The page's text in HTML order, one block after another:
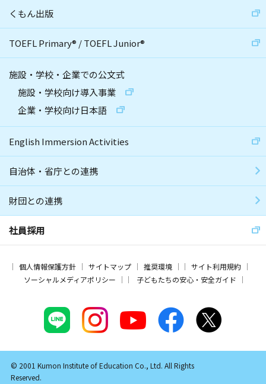
くもん出版
TOEFL Primary® /TOEFL Junior®
施設・学校・企業での公文式
施設・学校向け導入事業
企業・学校向け日本語
English Immersion Activities
自治体・省庁との連携
財団との連携
社員採用
個人情報保護方針 サイトマップ 推奨環境
サイト利用規約
ソーシャルメディアポリシー
子どもたちの安心・安全ガイド
© 2001 Kumon Institute of Education Co., Ltd. All Rights
Reserved.